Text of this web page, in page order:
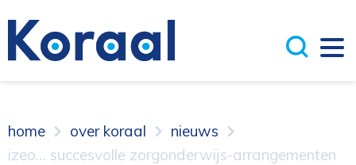
home over koraal
nieuws
izeo… succesvolle zorgonderwijs-arrangementen